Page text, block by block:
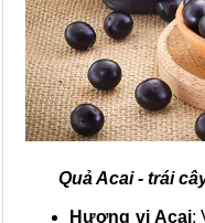
Quả Acai - trái
Hương vị Acai: